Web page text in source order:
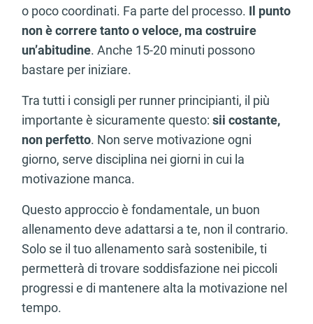
o poco coordinati. Fa parte del processo. Il punto
non è correre tanto o veloce, ma costruire
un’abitudine. Anche 15-20 minuti possono
bastare per iniziare.
Tra tutti i consigli per runner principianti, il più
importante è sicuramente questo: sii costante,
non perfetto. Non serve motivazione ogni
giorno, serve disciplina nei giorni in cui la
motivazione manca.
Questo approccio è fondamentale, un buon
allenamento deve adattarsi a te, non il contrario.
Solo se il tuo allenamento sarà sostenibile, ti
permetterà di trovare soddisfazione nei piccoli
progressi e di mantenere alta la motivazione nel
tempo.